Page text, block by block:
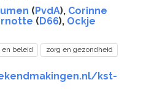
(PvdA), Corinne
(D66), Ockje
en beleid zorg en gezondheid
kst-